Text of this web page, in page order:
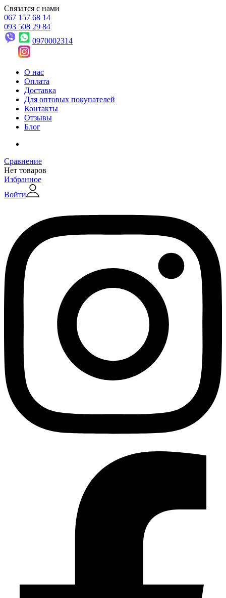
Связатся с нами
067 157 68 14
093 508 29 84
0970002314
О нас
Оплата
Доставка
Для оптовых покупателей
Контакты
Отзывы
Блог
Сравнение
Нет товаров
Избранное
Войти